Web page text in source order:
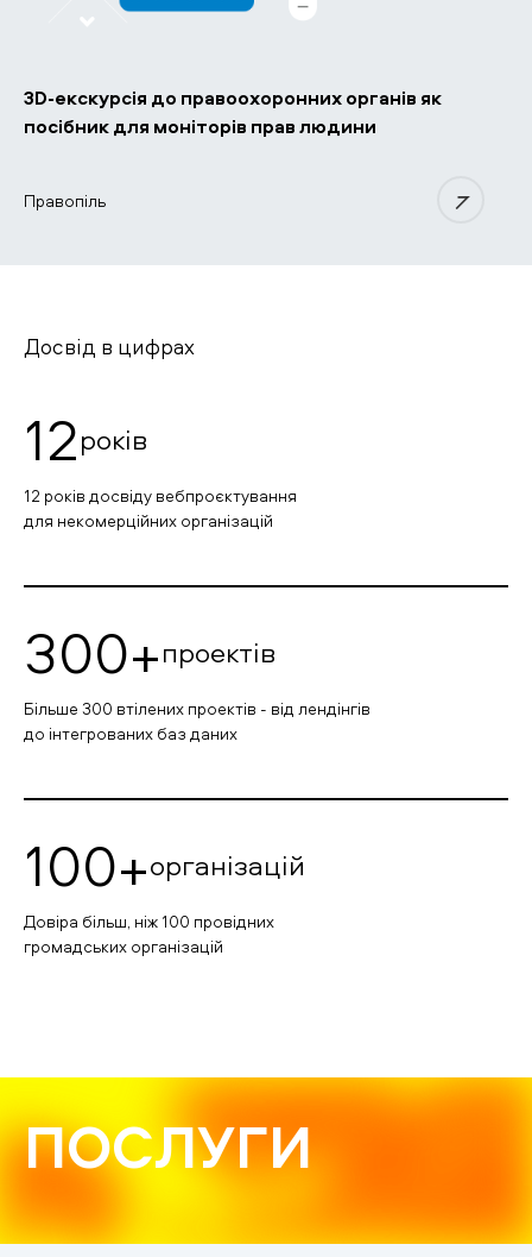
3D-екскурсія до правоохоронних органів як
посібник для моніторів прав людини
Правопіль
Досвiд в цифрах
12років
12 років досвіду вебпроєктування
для некомерційних організацій
300+проектів
Більше 300 втілених проектів - від лендінгів
до інтегрованих баз даних
100+організацій
Довіра більш, ніж 100 провідних
громадських організацій
ПОСЛУГИ